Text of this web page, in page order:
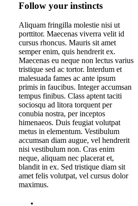
Follow your instincts
Aliquam fringilla molestie nisi ut
porttitor. Maecenas viverra velit id
cursus rhoncus. Mauris sit amet
semper enim, quis hendrerit ex.
Maecenas eu neque non lectus varius
tristique sed ac tortor. Interdum et
malesuada fames ac ante ipsum
primis in faucibus. Integer accumsan
tempus finibus. Class aptent taciti
sociosqu ad litora torquent per
conubia nostra, per inceptos
himenaeos. Duis feugiat volutpat
metus in elementum. Vestibulum
accumsan diam augue, vel hendrerit
nisi vestibulum non. Cras enim
neque, aliquam nec placerat et,
blandit in ex. Sed tristique diam sit
amet felis volutpat, vel cursus dolor
maximus.